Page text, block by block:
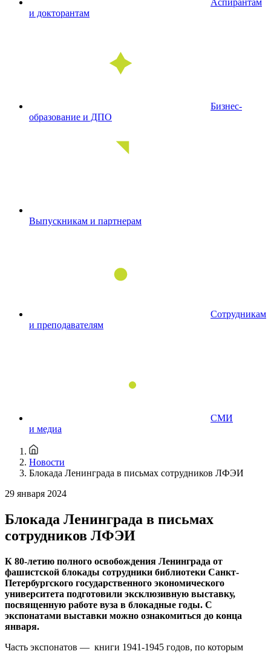
Аспирантам
и докторантам
Бизнес-
образование и ДПО
Выпускникам и партнерам
Сотрудникам
и преподавателям
СМИ
и медиа
Новости
Блокада Ленинграда в письмах сотрудников ЛФЭИ
29 января 2024
Блокада Ленинграда в письмах
сотрудников ЛФЭИ
К 80-летию полного освобождения Ленинграда от
фашистской блокады сотрудники библиотеки Санкт-
Петербургского государственного экономического
университета подготовили эксклюзивную выставку,
посвященную работе вуза в блокадные годы. С
экспонатами выставки можно ознакомиться до конца
января.
Часть экспонатов — книги 1941-1945 годов, по которым